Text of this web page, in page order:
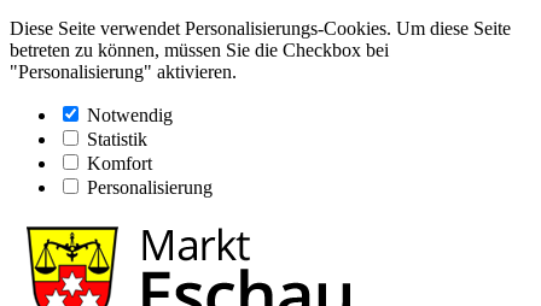
Diese Seite verwendet Personalisierungs-Cookies. Um diese Seite
betreten zu können, müssen Sie die Checkbox bei
"Personalisierung" aktivieren.
Notwendig
Statistik
Komfort
Personalisierung